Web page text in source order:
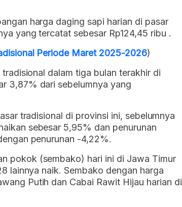
harga daging sapi harian di pasar
yang tercatat sebesar Rp124,45 ribu .
Periode Maret 2025-2026)
dalam tiga bulan terakhir di
3,87% dari sebelumnya yang
tradisional di provinsi ini, sebelumnya
sebesar 5,95% dan penurunan
penurunan -4,22%.
pokok (sembako) hari ini di Jawa Timur
lainnya naik. Sembako dengan harga
Putih dan Cabai Rawit Hijau harian di